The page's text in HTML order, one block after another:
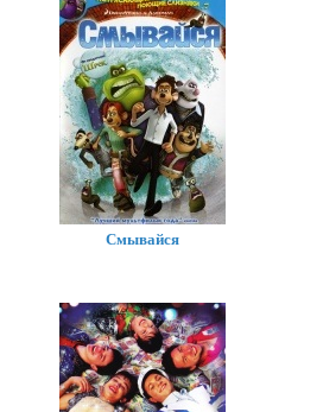
Смывайся